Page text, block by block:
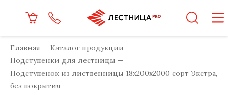
Главная
Каталог продукции
Подступенки для лестницы
Подступенок из лиственницы 18x200x2000 сорт Экстра,
без покрытия